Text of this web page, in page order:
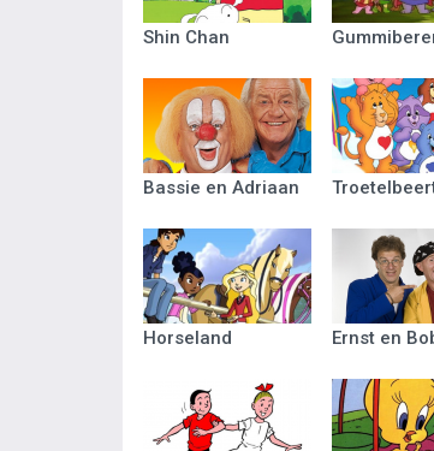
Shin Chan
Bassie en Adriaan
Horseland Ernst en